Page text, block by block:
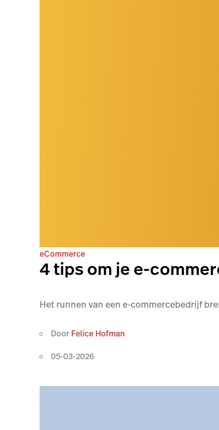
eCommerce
4 tips om je e-
Het runnen van een e-commercebedrijf
Door Felice Hofman
05-03-2026